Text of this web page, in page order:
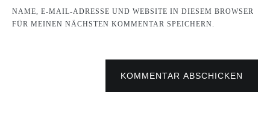
NAME, E-MAIL-ADRESSE UND WEBSITE IN DIESEM BROWSER
FÜR MEINEN NÄCHSTEN KOMMENTAR SPEICHERN.
KOMMENTAR ABSCHICKEN